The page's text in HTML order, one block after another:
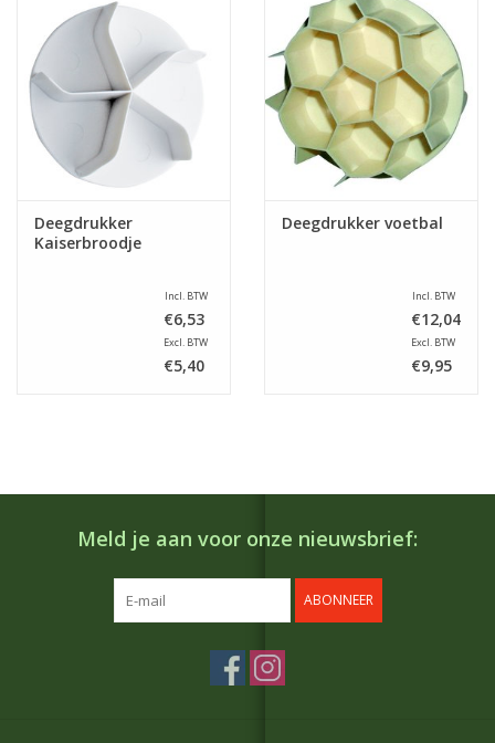
Deegdrukker
Kaiserbroodje
Incl. BTW
€6,53
Excl. BTW
€5,40
Deegdrukker voetbal
Incl. BTW
€12,04
Excl. BTW
€9,95
Meld je aan voor onze nieuwsbrief:
ABONNEER